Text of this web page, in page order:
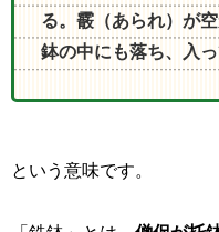
る。霰（あられ）が
鉢の中にも落ち、入っ
という意味です。